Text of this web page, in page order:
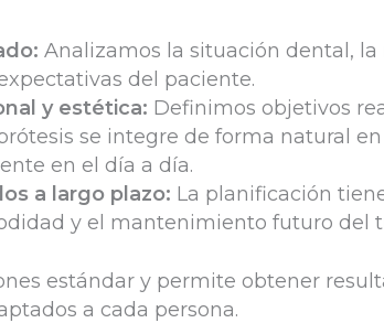
Analizamos la situación dental, la
del paciente.
y estética: Definimos objetivos
se integre de forma natural
en el día a día.
a largo plazo: La planificación
y el mantenimiento futuro del
estándar y permite obtener
a cada persona.